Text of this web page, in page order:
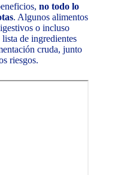
no todo lo
. Algunos alimentos
o incluso
de ingredientes
cruda, junto
riesgos.